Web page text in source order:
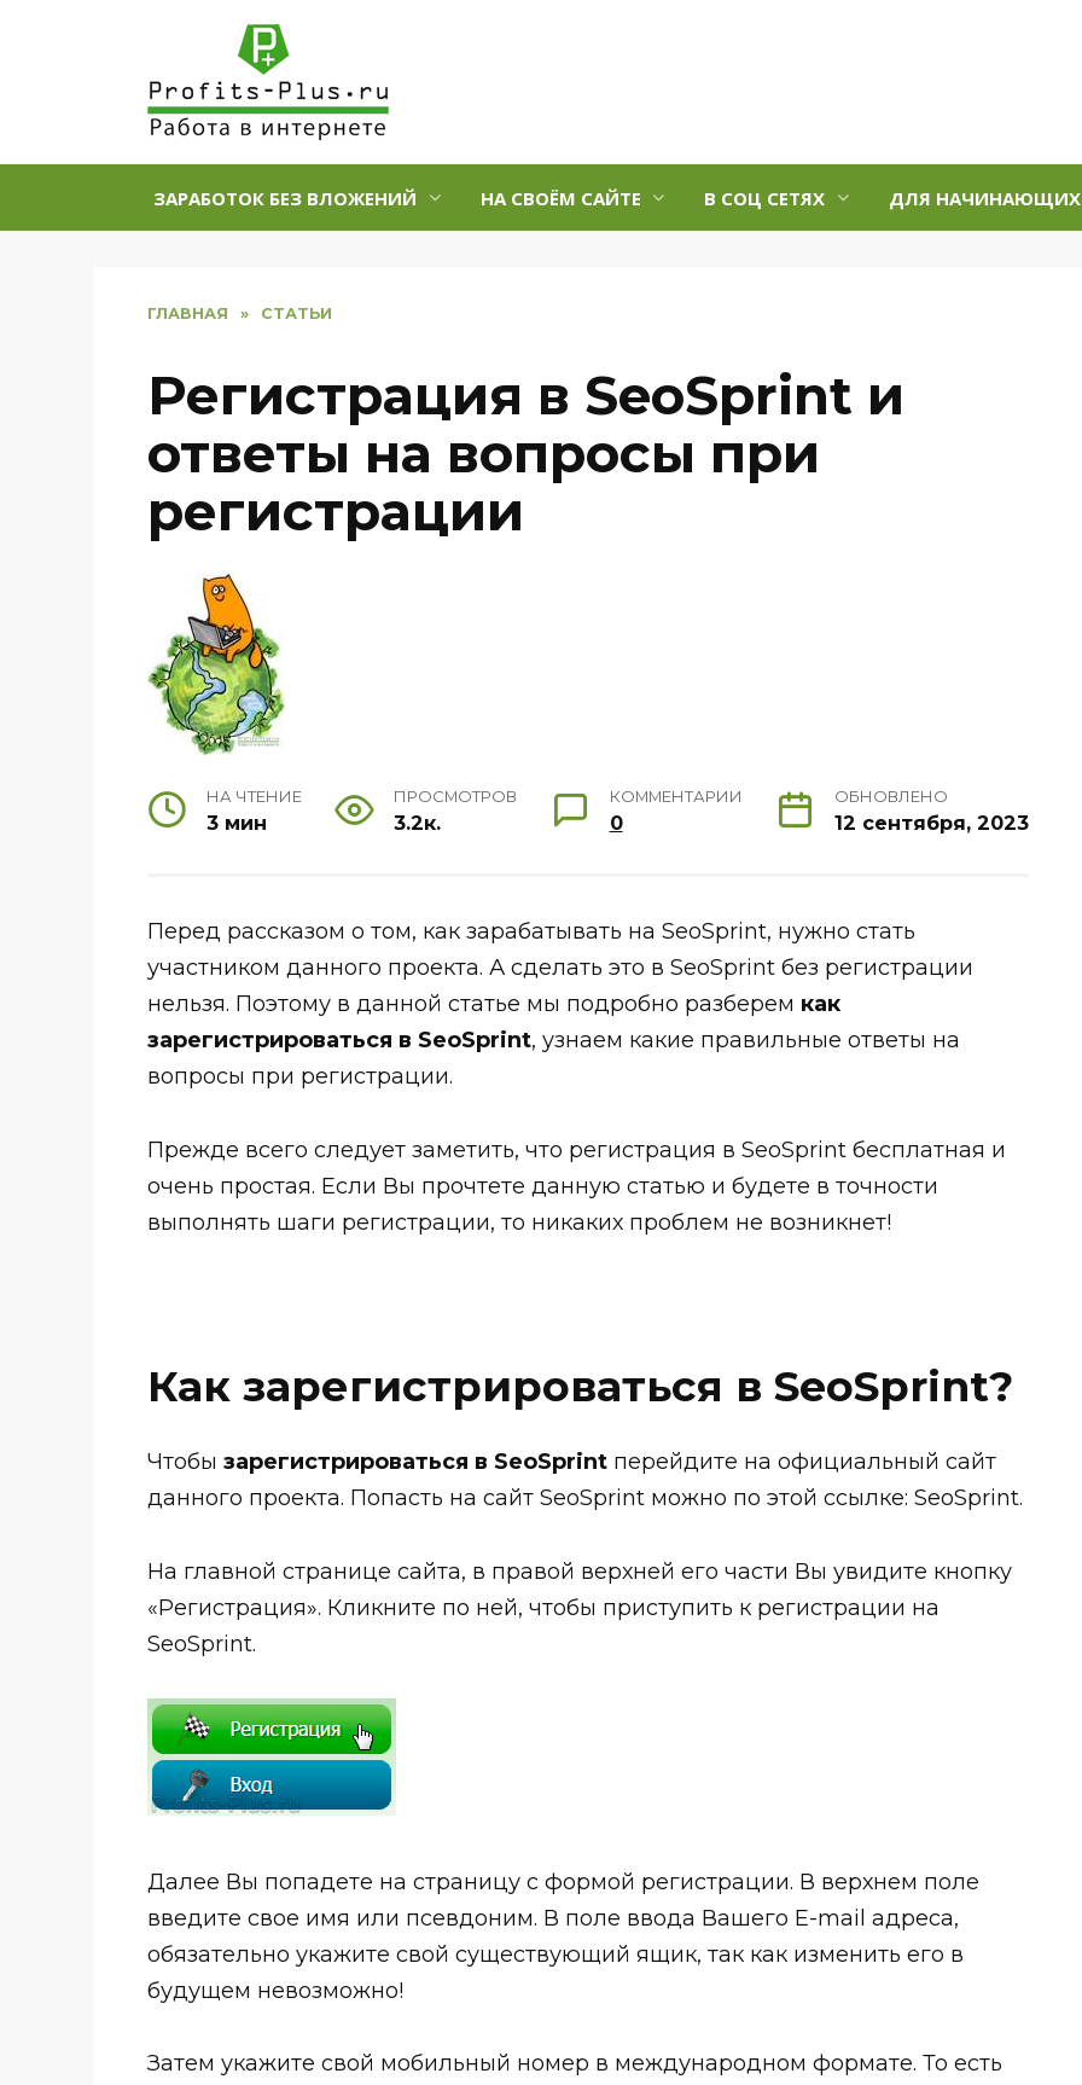
ЗАРАБОТОК БЕЗ ВЛОЖЕНИЙ НА СВОЁМ САЙТЕ В СОЦ СЕТЯХ ДЛЯ НАЧИНАЮЩИХ
ГЛАВНАЯ » СТАТЬИ
Регистрация в SeoSprint и
ответы на вопросы при
регистрации
НА ЧТЕНИЕ
3 мин
ПРОСМОТРОВ
3.2к.
КОММЕНТАРИИ
0
ОБНОВЛЕНО
12 сентября, 2023
Перед рассказом о том, как зарабатывать на SeoSprint, нужно стать
участником данного проекта. А сделать это в SeoSprint без регистрации
нельзя. Поэтому в данной статье мы подробно разберем как
зарегистрироваться в SeoSprint, узнаем какие правильные ответы на
вопросы при регистрации.
Прежде всего следует заметить, что регистрация в SeoSprint бесплатная и
очень простая. Если Вы прочтете данную статью и будете в точности
выполнять шаги регистрации, то никаких проблем не возникнет!
Как зарегистрироваться в SeoSprint?
Чтобы зарегистрироваться в SeoSprint перейдите на официальный сайт
данного проекта. Попасть на сайт SeoSprint можно по этой ссылке: SeoSprint.
На главной странице сайта, в правой верхней его части Вы увидите кнопку
«Регистрация». Кликните по ней, чтобы приступить к регистрации на
SeoSprint.
Далее Вы попадете на страницу с формой регистрации. В верхнем поле
введите свое имя или псевдоним. В поле ввода Вашего E-mail адреса,
обязательно укажите свой существующий ящик, так как изменить его в
будущем невозможно!
Затем укажите свой мобильный номер в международном формате. То есть